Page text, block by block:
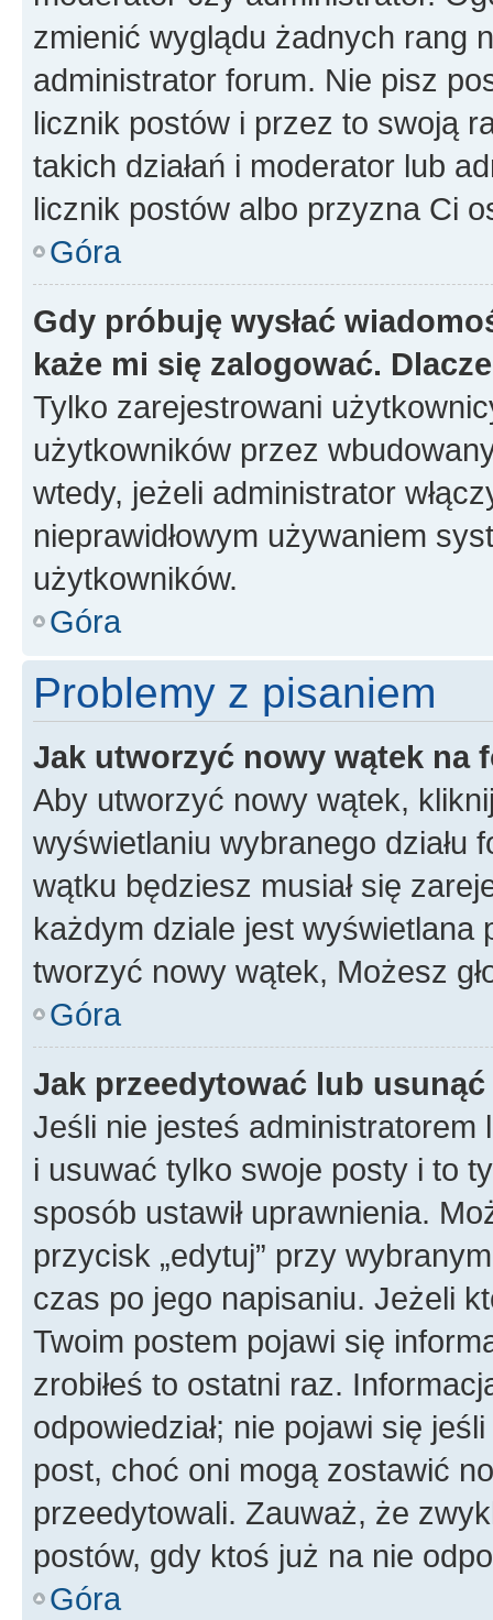
zmienić wyglądu żadnych rang
administrator forum. Nie pisz
licznik postów i przez to swoją
takich działań i moderator lub
licznik postów albo przyzna Ci
Góra
Gdy próbuję wysłać
każe mi się zalogować.
Tylko zarejestrowani
użytkowników przez
wtedy, jeżeli administrator
nieprawidłowym używaniem
użytkowników.
Góra
Problemy z pisaniem
Jak utworzyć nowy wątek na
Aby utworzyć nowy wątek,
wyświetlaniu wybranego działu
wątku będziesz musiał się
każdym dziale jest wyświetlana
tworzyć nowy wątek, Możesz
Góra
Jak przeedytować lub
Jeśli nie jesteś
i usuwać tylko swoje posty i to
sposób ustawił uprawnienia.
przycisk „edytuj” przy
czas po jego napisaniu. Jeżeli
Twoim postem pojawi się
zrobiłeś to ostatni raz.
odpowiedział; nie pojawi się
post, choć oni mogą zostawić
przeedytowali. Zauważ, że
postów, gdy ktoś już na nie
Góra